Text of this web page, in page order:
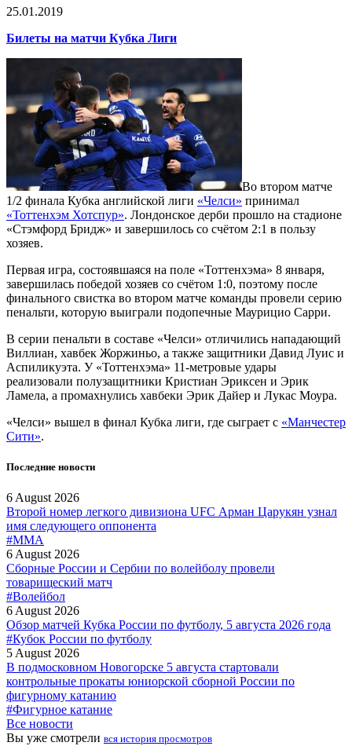
25.01.2019
Билеты на матчи Кубка Лиги
Во втором матче
1/2 финала Кубка английской лиги «Челси» принимал
«Тоттенхэм Хотспур». Лондонское дерби прошло на стадионе
«Стэмфорд Бридж» и завершилось со счётом 2:1 в пользу
хозяев.
Первая игра, состоявшаяся на поле «Тоттенхэма» 8 января,
завершилась победой хозяев со счётом 1:0, поэтому после
финального свистка во втором матче команды провели серию
пенальти, которую выиграли подопечные Маурицио Сарри.
В серии пенальти в составе «Челси» отличились нападающий
Виллиан, хавбек Жоржиньо, а также защитники Давид Луис и
Аспиликуэта. У «Тоттенхэма» 11-метровые удары
реализовали полузащитники Кристиан Эриксен и Эрик
Ламела, а промахнулись хавбеки Эрик Дайер и Лукас Моура.
«Челси» вышел в финал Кубка лиги, где сыграет с «Манчестер
Сити».
Последние новости
6 August 2026
Второй номер легкого дивизиона UFC Арман Царукян узнал
имя следующего оппонента
#MMA
6 August 2026
Сборные России и Сербии по волейболу провели
товарищеский матч
#Волейбол
6 August 2026
Обзор матчей Кубка России по футболу, 5 августа 2026 года
#Кубок России по футболу
5 August 2026
В подмосковном Новогорске 5 августа стартовали
контрольные прокаты юниорской сборной России по
фигурному катанию
#Фигурное катание
Все новости
Вы уже смотрели вся история просмотров